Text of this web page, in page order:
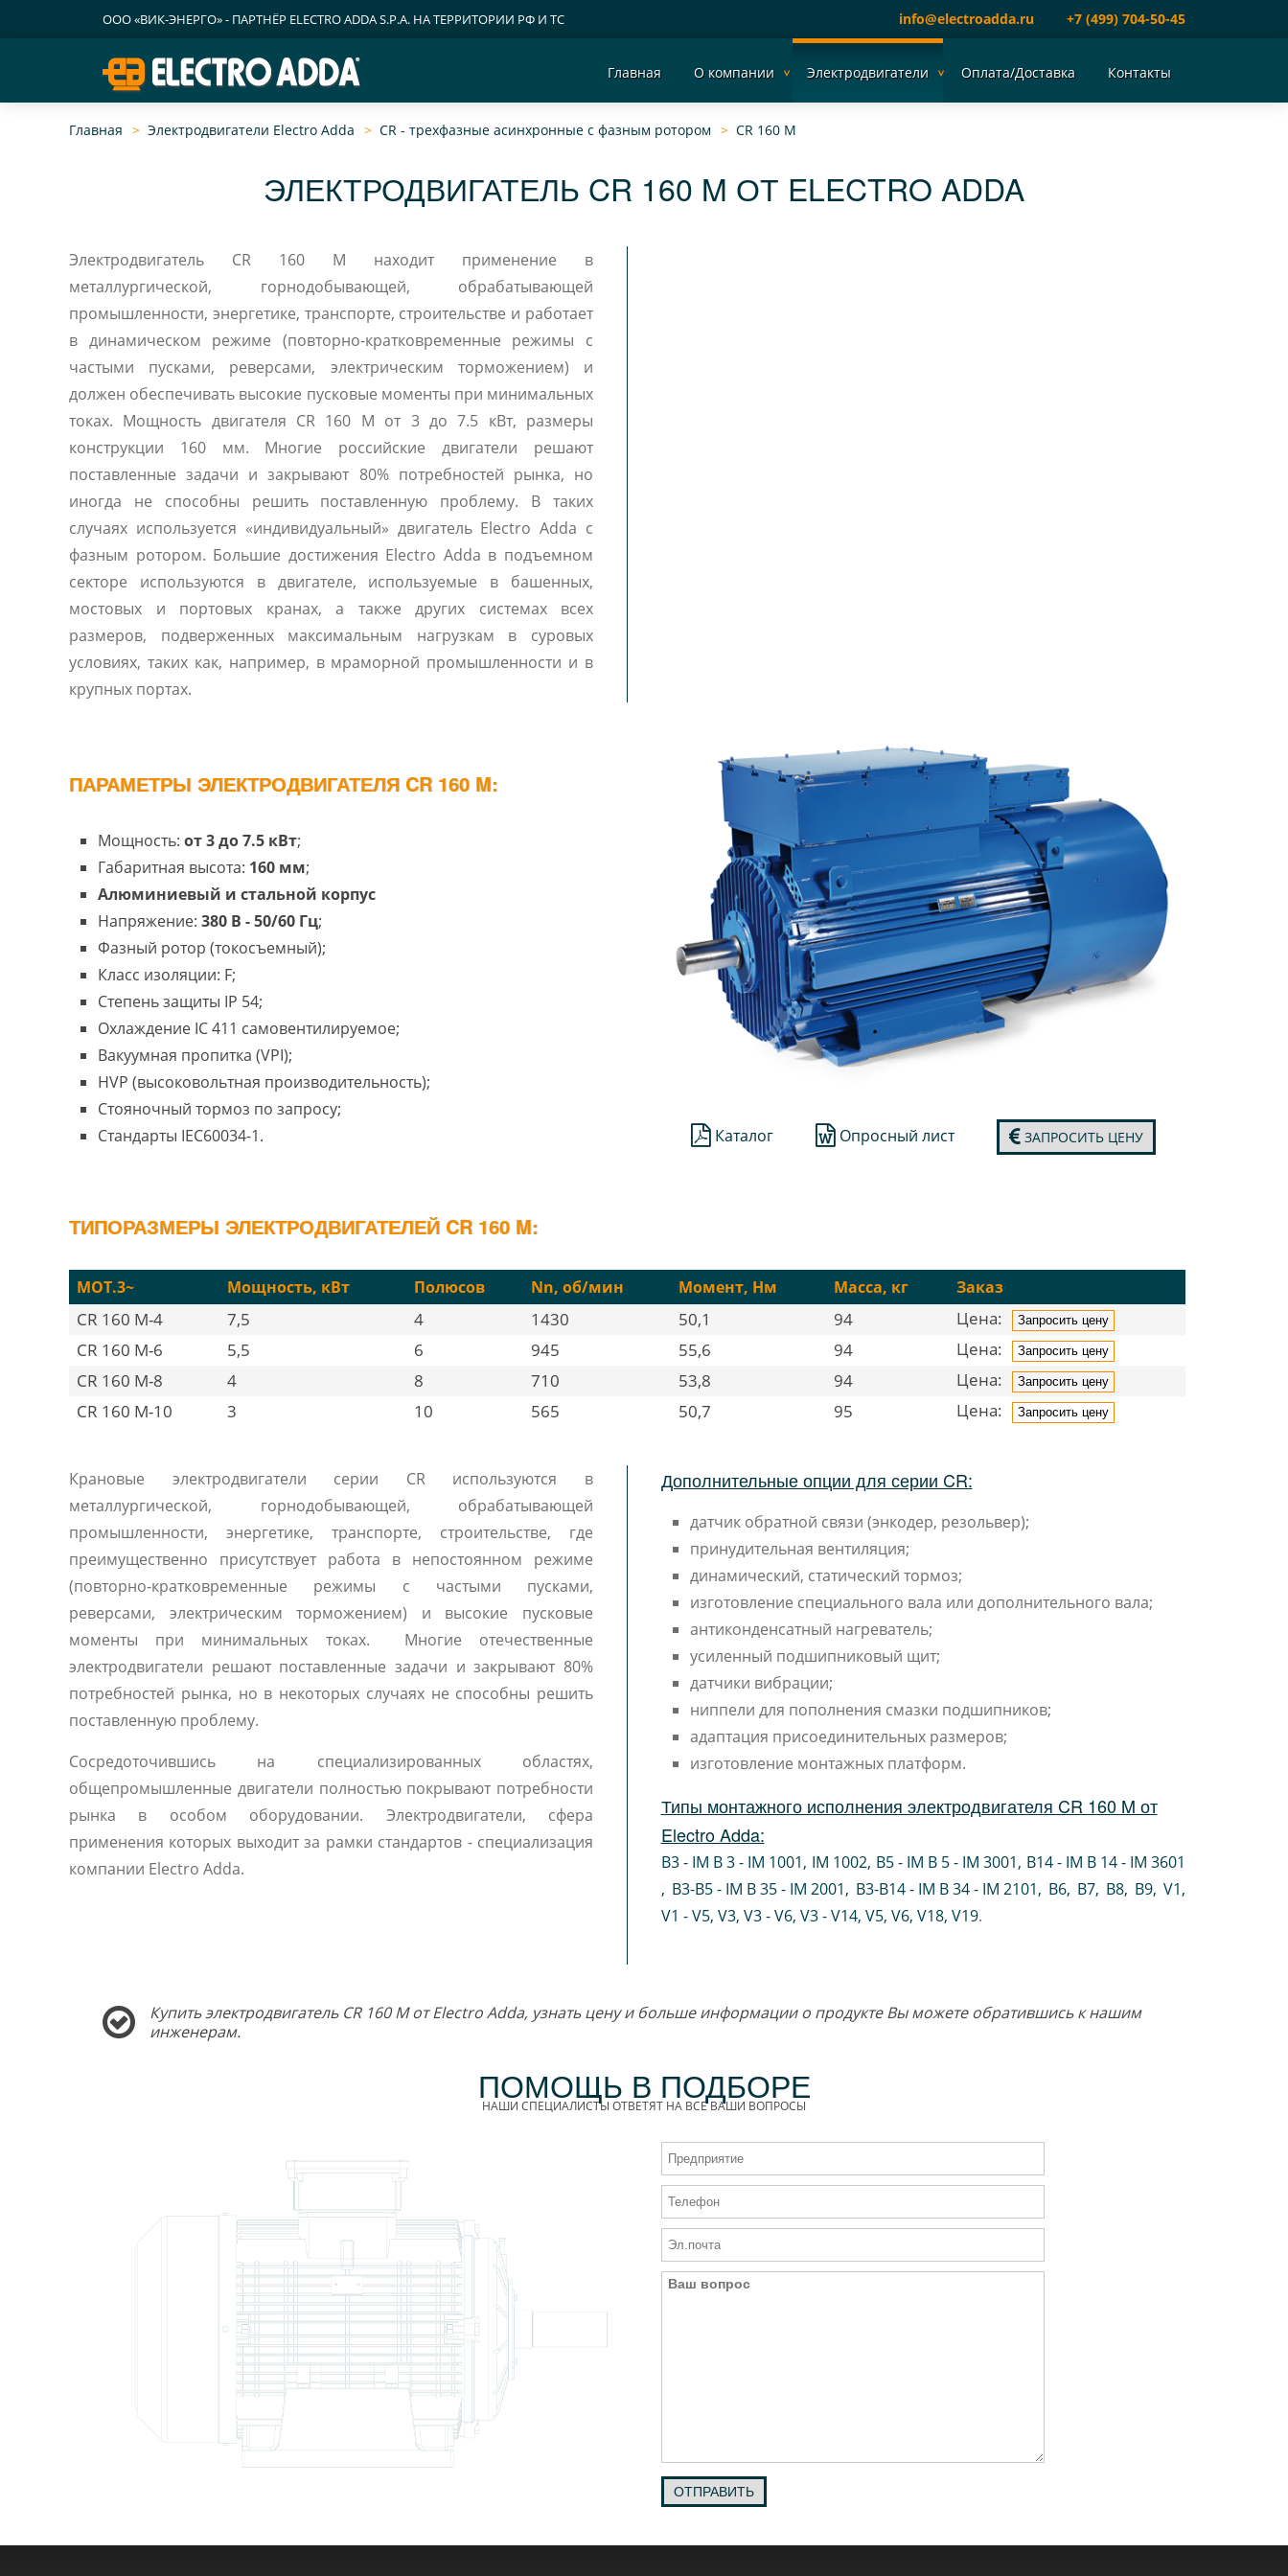
ООО «ВИК-ЭНЕРГО» - ПАРТНЁР ELECTRO ADDA S.P.A. НА ТЕРРИТОРИИ РФ И ТС info@electroadda.ru +7 (499) 704-50-45
Главная О компании Электродвигатели Оплата/Доставка Контакты
Главная Электродвигатели Electro Adda CR - трехфазные асинхронные c фазным ротором CR 160 M
ЭЛЕКТРОДВИГАТЕЛЬ CR 160 M ОТ ELECTRO ADDA
Электродвигатель CR 160 M находит применение в
металлургической, горнодобывающей, обрабатывающей
промышленности, энергетике, транспорте, строительстве и работает
в динамическом режиме (повторно-кратковременные режимы с
частыми пусками, реверсами, электрическим торможением) и
должен обеспечивать высокие пусковые моменты при минимальных
токах. Мощность двигателя CR 160 M от 3 до 7.5 кВт, размеры
конструкции 160 мм. Многие российские двигатели решают
поставленные задачи и закрывают 80% потребностей рынка, но
иногда не способны решить поставленную проблему. В таких
случаях используется «индивидуальный» двигатель Electro Adda с
фазным ротором. Большие достижения Electro Adda в подъемном
секторе используются в двигателе, используемые в башенных,
мостовых и портовых кранах, а также других системах всех
размеров, подверженных максимальным нагрузкам в суровых
условиях, таких как, например, в мраморной промышленности и в
крупных портах.
ПАРАМЕТРЫ ЭЛЕКТРОДВИГАТЕЛЯ CR 160 M:
Мощность: от 3 до 7.5 кВт;
Габаритная высота: 160 мм;
Алюминиевый и стальной корпус
Напряжение: 380 В - 50/60 Гц;
Фазный ротор (токосъемный);
Класс изоляции: F;
Степень защиты IP 54;
Охлаждение IC 411 самовентилируемое;
Вакуумная пропитка (VPI);
HVP (высоковольтная производительность);
Стояночный тормоз по запросу;
Стандарты IEC60034-1.
Каталог Опросный лист ЗАПРОСИТЬ ЦЕНУ
ТИПОРАЗМЕРЫ ЭЛЕКТРОДВИГАТЕЛЕЙ CR 160 M:
MOT.3~ Мощность, кВт Полюсов Nn, об/мин Момент, Нм Масса, кг Заказ
CR 160 M-4 7,5 4 1430 50,1 94 Цена: Запросить цену
CR 160 M-6 5,5 6 945 55,6 94 Цена: Запросить цену
CR 160 M-8 4 8 710 53,8 94 Цена: Запросить цену
CR 160 M-10 3 10 565 50,7 95 Цена: Запросить цену
Крановые электродвигатели серии CR используются в
металлургической, горнодобывающей, обрабатывающей
промышленности, энергетике, транспорте, строительстве, где
преимущественно присутствует работа в непостоянном режиме
(повторно-кратковременные режимы с частыми пусками,
реверсами, электрическим торможением) и высокие пусковые
моменты при минимальных токах. Многие отечественные
электродвигатели решают поставленные задачи и закрывают 80%
потребностей рынка, но в некоторых случаях не способны решить
поставленную проблему.
Сосредоточившись на специализированных областях,
общепромышленные двигатели полностью покрывают потребности
рынка в особом оборудовании. Электродвигатели, сфера
применения которых выходит за рамки стандартов - специализация
компании Electro Adda.
Дополнительные опции для серии CR:
датчик обратной связи (энкодер, резольвер);
принудительная вентиляция;
динамический, статический тормоз;
изготовление специального вала или дополнительного вала;
антиконденсатный нагреватель;
усиленный подшипниковый щит;
датчики вибрации;
ниппели для пополнения смазки подшипников;
адаптация присоединительных размеров;
изготовление монтажных платформ.
Типы монтажного исполнения электродвигателя CR 160 M от
Electro Adda:
B3 - IM B 3 - IM 1001, IM 1002, B5 - IM B 5 - IM 3001, B14 - IM B 14 - IM 3601
, B3-B5 - IM B 35 - IM 2001, B3-B14 - IM B 34 - IM 2101, B6, B7, B8, B9, V1
V1 - V5, V3, V3 - V6, V3 - V14, V5, V6, V18, V19.
Купить электродвигатель CR 160 M от Electro Adda, узнать цену и больше информации о продукте Вы можете обратившись к нашим
инженерам.
ПОМОЩЬ В ПОДБОРЕ
НАШИ СПЕЦИАЛИСТЫ ОТВЕТЯТ НА ВСЕ ВАШИ ВОПРОСЫ
ОТПРАВИТЬ